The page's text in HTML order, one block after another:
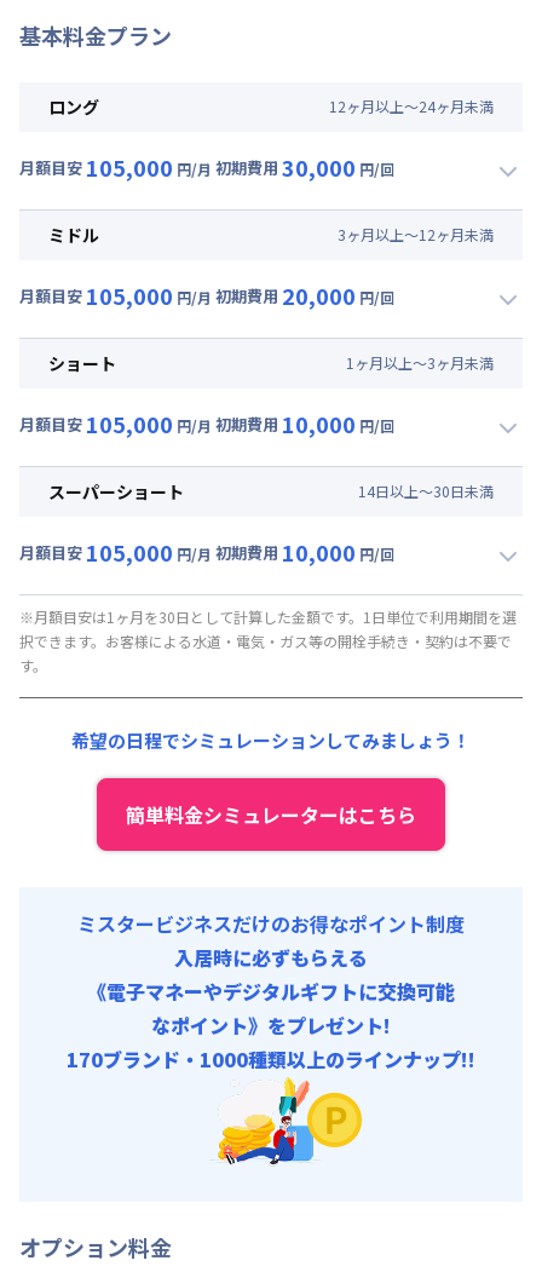
基本料金プラン
ロング 12ヶ月以上～24ヶ月未満
月額目安 105,000 円/月 初期費用 30,000 円/回
月額賃料目安(30日利用)
光熱費他 : 15,000円/月
ミドル 3ヶ月以上～12ヶ月未満
月額目安 105,000 円/月 初期費用 20,000 円/回
月額賃料目安(30日利用)
光熱費他 : 15,000円/月
ショート 1 ヶ月以上～3ヶ月未満
月額目安 105,000 円/月 初期費用 10,000 円/回
月額賃料目安(30日利用)
光熱費他 : 15,000円/月
スーパーショート 14日以上～30日未満
月額目安 105,000 円/月 初期費用 10,000 円/回
月額賃料目安(30日利用)
賃料 : 90,000円/月 (3,000円/日)
光熱費他 :
※月額目安は1ヶ月を30日として計算した金額です。1日単位で利用期間を選
択できます。お客様による水道・電気・ガス等の開栓手続き・契約は不要で
す。
希望の日程でシミュレーションしてみましょう！
簡単料金シミュレーターはこちら
ミスタービジネスだけのお得なポイント制度
入居時に必ずもらえる
《電子マネーやデジタルギフトに交換可能
なポイント》をプレゼント!
170ブランド・1000種類以上のラインナップ!!
オプション料金